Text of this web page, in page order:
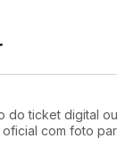
do ticket digital
com foto